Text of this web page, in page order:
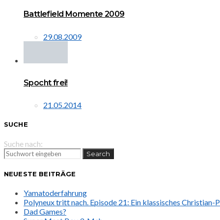
Battlefield Momente 2009
29.08.2009
Spocht frei!
21.05.2014
SUCHE
Suche nach:
Search
NEUESTE BEITRÄGE
Yamatoderfahrung
Polyneux tritt nach. Episode 21: Ein klassisches Christian-
Dad Games?